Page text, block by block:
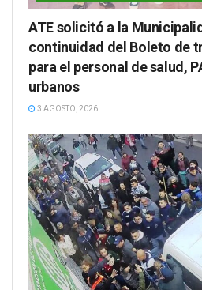
ATE solicitó a la
continuidad del Boleto de
para el personal de salud,
urbanos
3 AGOSTO, 2026